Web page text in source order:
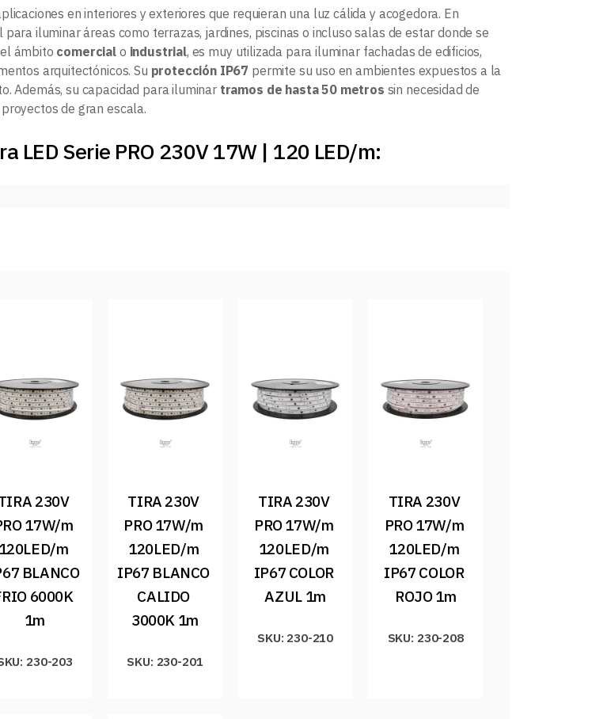
en interiores y exteriores que requieran una luz cálida y acogedora. En
para iluminar áreas como terrazas, jardines, piscinas o incluso salas de estar donde se
ámbito comercial o industrial, es muy utilizada para iluminar fachadas de edificios,
arquitectónicos. Su protección IP67 permite su uso en ambientes expuestos a la
Además, su capacidad para iluminar tramos de hasta 50 metros sin necesidad de
de gran escala.
LED Serie PRO 230V 17W | 120 LED/m:
230V
17W/m
120LED/m
BLANCO
6000K
1m
230-203
TIRA 230V
PRO 17W/m
120LED/m
IP67 BLANCO
CALIDO
3000K 1m
SKU: 230-201
TIRA 230V
PRO 17W/m
120LED/m
IP67 COLOR
AZUL 1m
SKU: 230-210
TIRA 230V
PRO 17W/m
120LED/m
IP67 COLOR
ROJO 1m
SKU: 230-208